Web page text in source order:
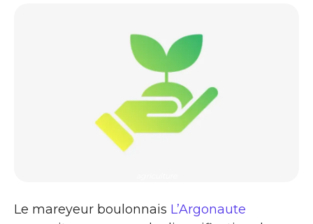
Le mareyeur boulonnais L’Argonaute